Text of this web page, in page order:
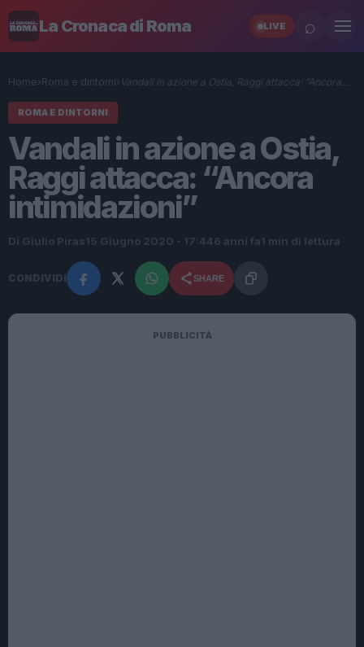
La Cronaca di Roma LIVE ⌕
Home› Roma e dintorni› Vandali in azione a Ostia, Raggi attacca: “Ancora…
ROMA E DINTORNI
Vandali in azione a Ostia,
Raggi attacca: “Ancora
intimidazioni”
Di Giulio Piras 15 Giugno 2020 - 17:446 anni fa 1 min di lettura
CONDIVIDI SHARE
PUBBLICITÀ